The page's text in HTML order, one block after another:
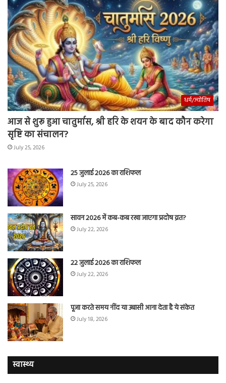
धर्म/ज्योतिष
आज से शुरू हुआ चातुर्मास, श्री हरि के शयन के बाद कौन करेगा
सृष्टि का संचालन?
July 25, 2026
25 जुलाई 2026 का राशिफल
July 25, 2026
सावन 2026 में कब-कब रखा जाएगा प्रदोष व्रत?
July 22, 2026
22 जुलाई 2026 का राशिफल
July 22, 2026
पूजा करते समय नींद या उबासी आना देता है ये संकेत
July 18, 2026
स्वास्थ्य